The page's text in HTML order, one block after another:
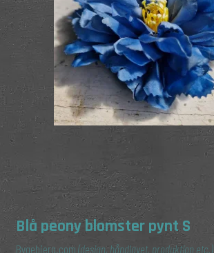
Blå peony blomster pynt S
Bygebjerg.com(design, håndlavet, produktion etc.)